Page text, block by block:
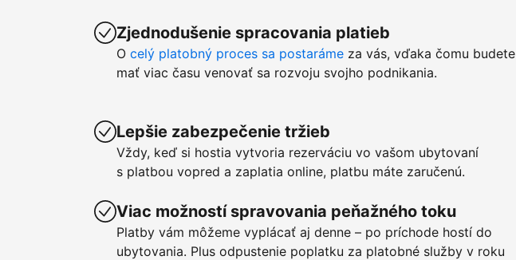
Zjednodušenie spracovania platieb
O celý platobný proces sa postaráme za vás, vďaka čomu budete
mať viac času venovať sa rozvoju svojho podnikania.
Lepšie zabezpečenie tržieb
Vždy, keď si hostia vytvoria rezerváciu vo vašom ubytovaní
s platbou vopred a zaplatia online, platbu máte zaručenú.
Viac možností spravovania peňažného toku
Platby vám môžeme vyplácať aj denne – po príchode hostí do
ubytovania. Plus odpustenie poplatku za platobné služby v roku